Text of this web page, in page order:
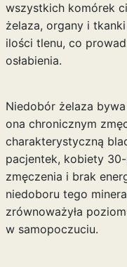
wszystkich komórek
żelaza, organy i
ilości tlenu, co
osłabienia.
Niedobór żelaza
ona chronicznym
charakterystyczną
pacjentek, kobiety 30-
zmęczenia i brak
niedoboru tego
zrównoważyła
w samopoczuciu.